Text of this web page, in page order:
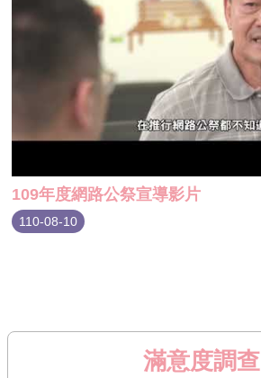
109年度網路公祭宣導影片
110-08-10
滿意度調查